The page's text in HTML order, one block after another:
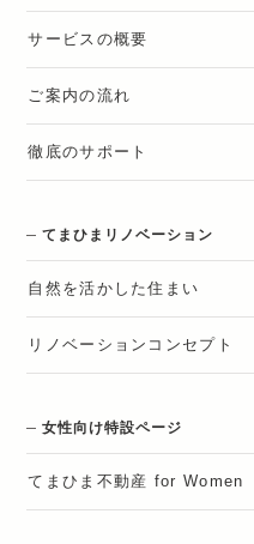
サービスの概要
ご案内の流れ
徹底のサポート
てまひまリノベーション
自然を活かした住まい
リノベーションコンセプト
女性向け特設ページ
てまひま不動産 for Women